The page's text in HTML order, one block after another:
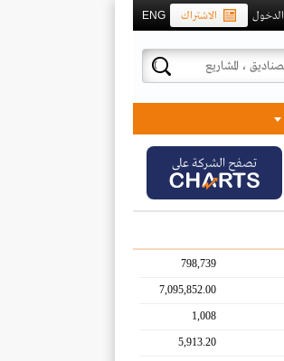
ENG الاشتراك الدخول
تصفح الشركة على
798,739
7,095,852.00
1,008
5,913.20